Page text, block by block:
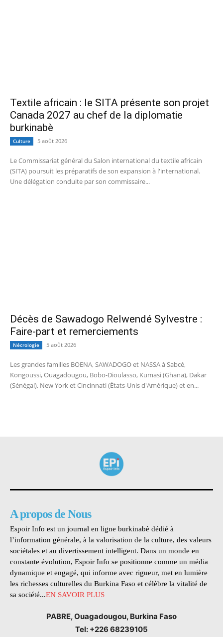
Textile africain : le SITA présente son projet
Canada 2027 au chef de la diplomatie
burkinabè
Culture 5 août 2026
Le Commissariat général du Salon international du textile africain
(SITA) poursuit les préparatifs de son expansion à l'international.
Une délégation conduite par son commissaire...
Décès de Sawadogo Relwendé Sylvestre :
Faire-part et remerciements
Nécrologie 5 août 2026
Les grandes familles BOENA, SAWADOGO et NASSA à Sabcé,
Kongoussi, Ouagadougou, Bobo-Dioulasso, Kumasi (Ghana), Dakar
(Sénégal), New York et Cincinnati (États-Unis d'Amérique) et en...
A propos de Nous
Espoir Info est un journal en ligne burkinabè dédié à
l’information générale, à la valorisation de la culture, des valeurs
sociétales et au divertissement intelligent. Dans un monde en
constante évolution, Espoir Info se positionne comme un média
dynamique et engagé, qui informe avec rigueur, met en lumière
les richesses culturelles du Burkina Faso et célèbre la vitalité de
sa société...EN SAVOIR PLUS
PABRE, Ouagadougou, Burkina Faso
Tel: +226 68239105